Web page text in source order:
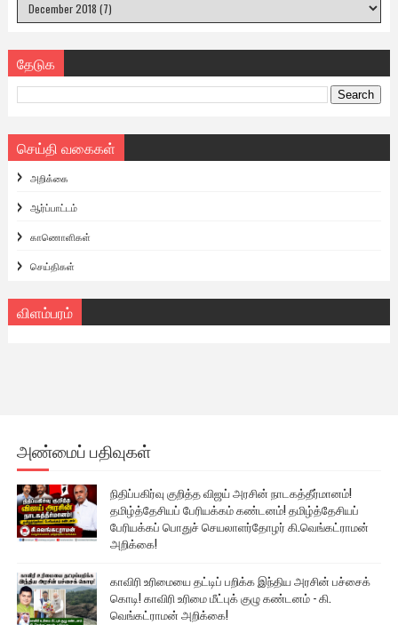
தேடுக
செய்தி வகைகள்
அறிக்கை
ஆர்ப்பாட்டம்
காணொளிகள்
செய்திகள்
விளம்பரம்
அண்மைப் பதிவுகள்
நிதிப்பகிர்வு குறித்த விஜய் அரசின் நாடகத்தீர்மானம்!
தமிழ்த்தேசியப் பேரியக்கம் கண்டனம்! தமிழ்த்தேசியப்
பேரியக்கப் பொதுச் செயலாளர்தோழர் கி.வெங்கட்ராமன்
அறிக்கை!
காவிரி உரிமையை தட்டிப் பறிக்க இந்திய அரசின் பச்சைக்
கொடி! காவிரி உரிமை மீட்புக் குழு கண்டனம் - கி.
வெங்கட்ராமன் அறிக்கை!